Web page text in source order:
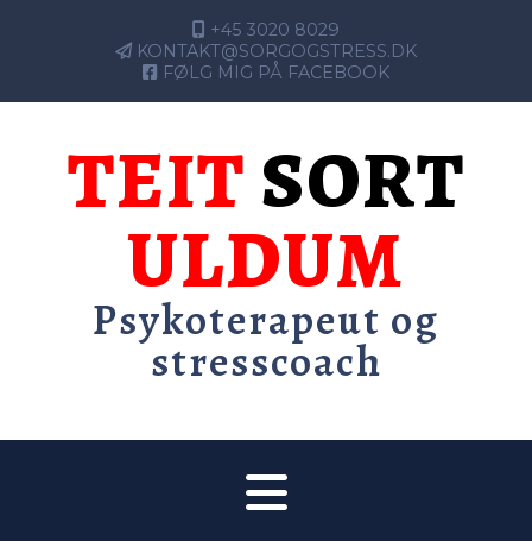
+45 3020 8029
KONTAKT@SORGOGSTRESS.DK
FØLG MIG PÅ FACEBOOK
TEITSORT
ULDUM
Psykoterapeut og
stresscoach